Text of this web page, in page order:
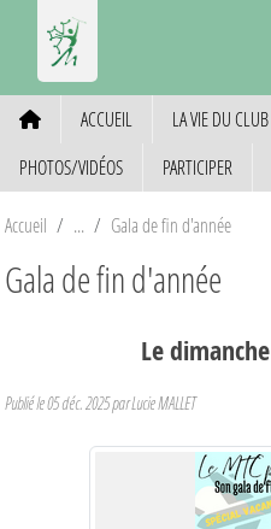
ACCUEIL LA VIE DU CLUB
PHOTOS/VIDÉOS
PARTICIPER
Accueil Gala de fin d'année
Gala de fin d'année
Ledimanche
Publié le05 déc. 2025par Lucie MALLET
Panneau de gestion des cookies